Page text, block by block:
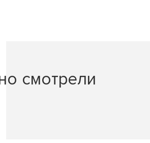
смотрели